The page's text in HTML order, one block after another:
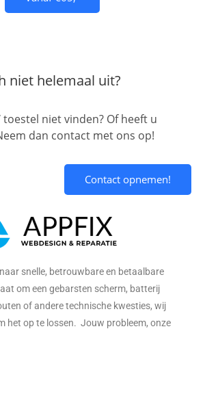
niet helemaal uit?
niet vinden? Of heeft u
dan contact met ons op!
Contact opnemen!
snelle, betrouwbare en betaalbare
om een gebarsten scherm, batterij
of andere technische kwesties, wij
het op te lossen. Jouw probleem, onze